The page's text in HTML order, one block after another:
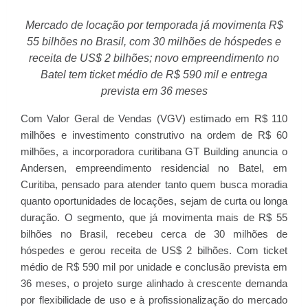
Mercado de locação por temporada já movimenta R$
55 bilhões no Brasil, com 30 milhões de hóspedes e
receita de US$ 2 bilhões; novo empreendimento no
Batel tem ticket médio de R$ 590 mil e entrega
prevista em 36 meses
Com Valor Geral de Vendas (VGV) estimado em R$ 110
milhões e investimento construtivo na ordem de R$ 60
milhões, a incorporadora curitibana GT Building anuncia o
Andersen, empreendimento residencial no Batel, em
Curitiba, pensado para atender tanto quem busca moradia
quanto oportunidades de locações, sejam de curta ou longa
duração. O segmento, que já movimenta mais de R$ 55
bilhões no Brasil, recebeu cerca de 30 milhões de
hóspedes e gerou receita de US$ 2 bilhões. Com ticket
médio de R$ 590 mil por unidade e conclusão prevista em
36 meses, o projeto surge alinhado à crescente demanda
por flexibilidade de uso e à profissionalização do mercado